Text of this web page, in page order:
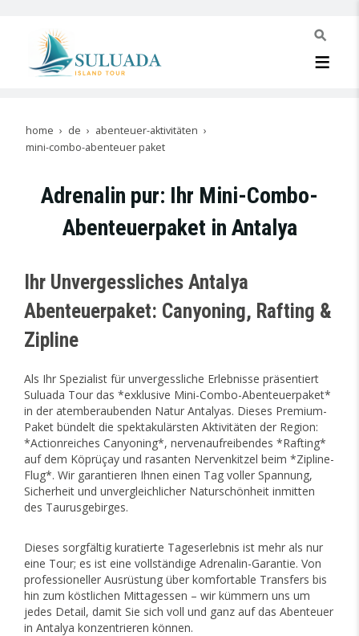
home de
abenteuer-aktivitäten
mini-combo-abenteuer paket
Adrenalin pur: Ihr Mini-Combo-
Abenteuerpaket in Antalya
Ihr Unvergessliches Antalya
Abenteuerpaket: Canyoning, Rafting &
Zipline
Als Ihr Spezialist für unvergessliche Erlebnisse präsentiert
Suluada Tour das *exklusive Mini-Combo-Abenteuerpaket*
in der atemberaubenden Natur Antalyas. Dieses Premium-
Paket bündelt die spektakulärsten Aktivitäten der Region:
*Actionreiches Canyoning*, nervenaufreibendes *Rafting*
auf dem Köprüçay und rasanten Nervenkitzel beim *Zipline-
Flug*. Wir garantieren Ihnen einen Tag voller Spannung,
Sicherheit und unvergleichlicher Naturschönheit inmitten
des Taurusgebirges.
Dieses sorgfältig kuratierte Tageserlebnis ist mehr als nur
eine Tour; es ist eine vollständige Adrenalin-Garantie. Von
professioneller Ausrüstung über komfortable Transfers bis
hin zum köstlichen Mittagessen – wir kümmern uns um
jedes Detail, damit Sie sich voll und ganz auf das Abenteuer
in Antalya konzentrieren können.